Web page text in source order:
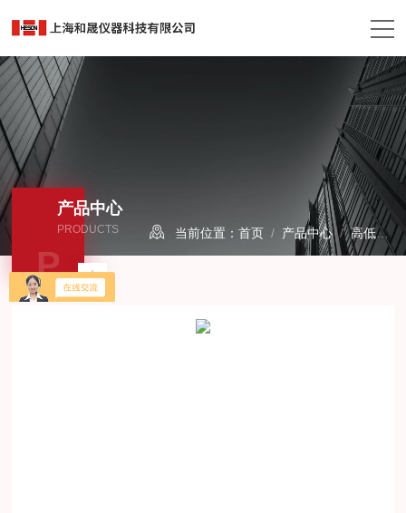
产品中心
PRODUCTS
P
当前位置：首页 / 产品中心/高低温试验箱